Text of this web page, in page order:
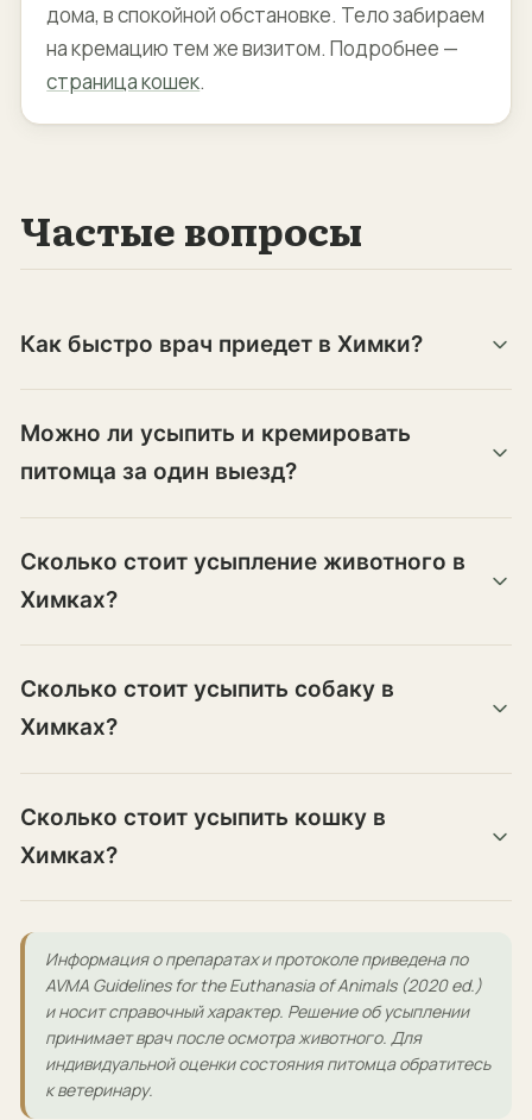
дома, в спокойной обстановке. Тело забираем
на кремацию тем же визитом. Подробнее —
страница кошек.
Частые вопросы
Как быстро врач приедет в Химки?
Можно ли усыпить и кремировать
питомца за один выезд?
Сколько стоит усыпление животного в
Химках?
Сколько стоит усыпить собаку в
Химках?
Сколько стоит усыпить кошку в
Химках?
Информация о препаратах и протоколе приведена по
AVMA Guidelines for the Euthanasia of Animals (2020 ed.)
и носит справочный характер. Решение об усыплении
принимает врач после осмотра животного. Для
индивидуальной оценки состояния питомца обратитесь
к ветеринару.